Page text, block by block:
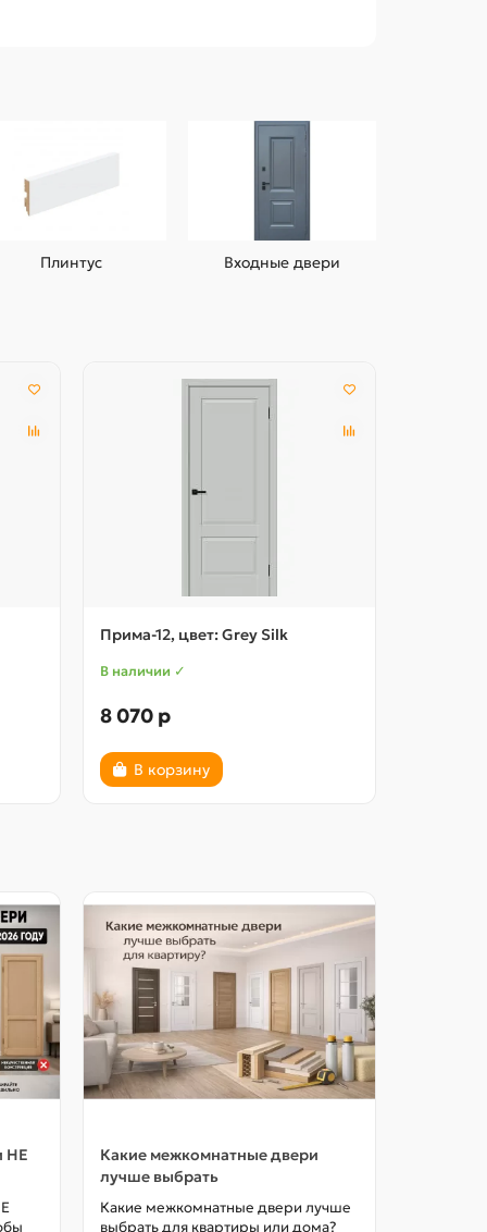
Плинтус Входные двери
Прима-12, цвет: Grey Silk
В наличии ✓
8 070 р
В корзину
НЕ
Какие межкомнатные двери
лучше выбрать
Какие межкомнатные двери лучше
выбрать для квартиры или дома?